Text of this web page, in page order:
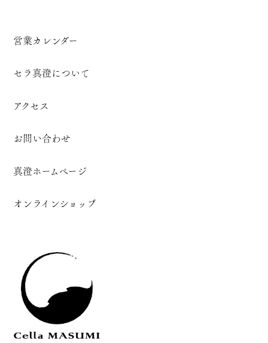
営業カレンダー
セラ真澄について
アクセス
お問い合わせ
真澄ホームページ
オンラインショップ